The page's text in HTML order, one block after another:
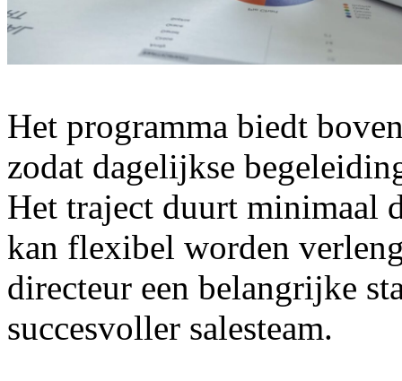
Het programma biedt
zodat dagelijkse
Het traject duurt minimaal
kan flexibel worden
directeur een belangrijke
succesvoller salesteam.